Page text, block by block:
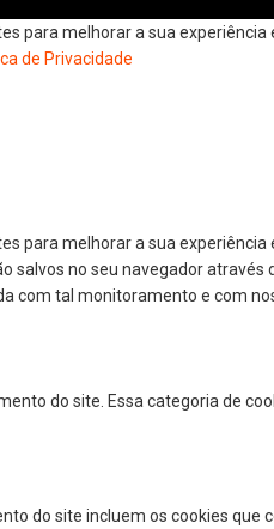
para melhorar a sua
de Privacidade
para melhorar a sua
salvos no seu navegador
com tal monitoramento e com
do site. Essa categoria de
do site incluem os cookies